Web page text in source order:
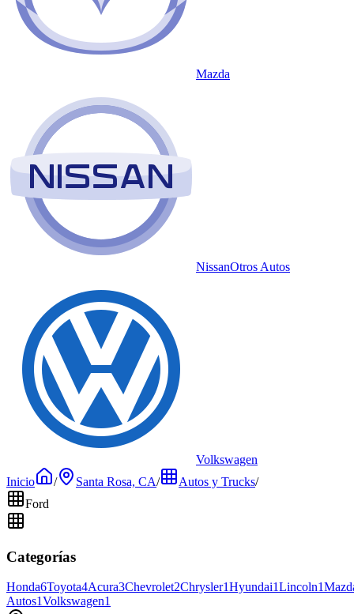
Mazda
NissanOtros Autos
Volkswagen
Inicio
/ Santa Rosa, CA/ Autos y Trucks/
Ford
Categorías
Honda6Toyota4Acura3Chevrolet2Chrysler1Hyundai1Lincoln1
Autos1Volkswagen1